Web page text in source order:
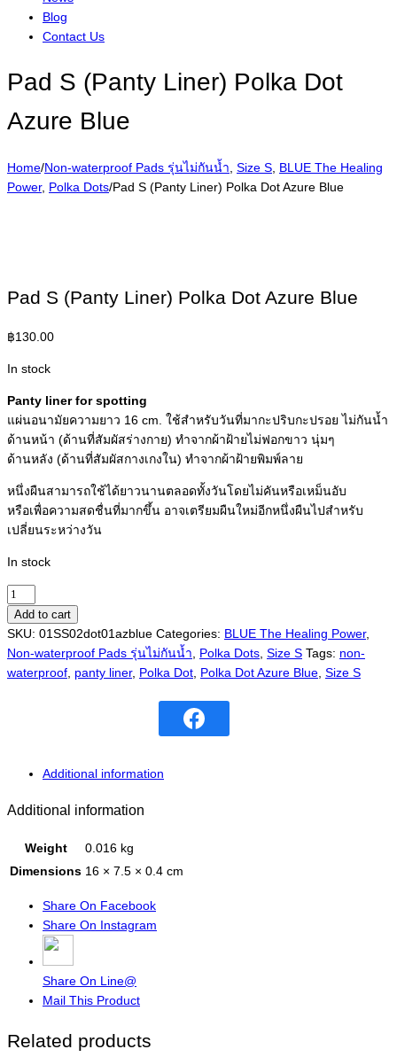
Blog
Contact Us
Pad S (Panty Liner) Polka Dot
Azure Blue
Home/Non-waterproof Pads รุ่นไม่กันน้ำ Size S BLUE The Healing
Power, Polka Dots/Pad S (Panty Liner) Polka Dot Azure Blue
Pad S (Panty Liner) Polka Dot Azure Blue
฿130.00
In stock
Panty liner for spotting
แผ่นอนามัยความยาว 16 cm. ใช้สำหรับวันที่มากะปริบกะปรอย ไม่กันน้ำ
ด้านหน้า (ด้านที่สัมผัสร่างกาย) ทำจากผ้าฝ้ายไม่ฟอกขาว นุ่มๆ
ด้านหลัง (ด้านที่สัมผัสกางเกงใน) ทำจากผ้าฝ้ายพิมพ์ลาย
หนึ่งผืนสามารถใช้ได้ยาวนานตลอดทั้งวันโดยไม่คันหรือเหม็นอับ
หรือเพื่อความสดชื่นที่มากขึ้น อาจเตรียมผืนใหม่อีกหนึ่งผืนไปสำหรับ
เปลี่ยนระหว่างวัน
In stock
Pad
S
(Panty
Liner)
Polka
Add to cart
SKU: 01SS02dot01azblue Categories: BLUE The Healing Power,
Non-waterproof Pads รุ่นไม่กันน้ำ, Polka Dots, Size S Tags: non-
waterproof, panty liner, Polka Dot, Polka Dot Azure Blue, Size S
Additional information
Additional information
Weight
0.016 kg
Dimensions 16 × 7.5 × 0.4 cm
Share On Facebook
Share On Instagram
Share On Line@
Mail This Product
Related products